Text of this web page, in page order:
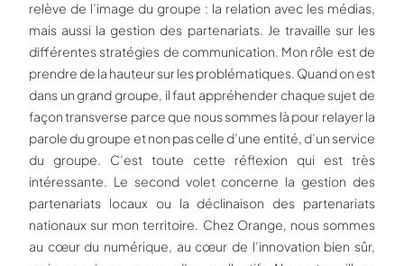
relève de l’image du groupe : la relation avec les médias,
mais aussi la gestion des partenariats. Je travaille sur les
différentes stratégies de communication. Mon rôle est de
prendre de la hauteur sur les problématiques. Quand on est
dans un grand groupe, il faut appréhender chaque sujet de
façon transverse parce que nous sommes là pour relayer la
parole du groupe et non pas celle d’une entité, d’un service
du groupe. C’est toute cette réflexion qui est très
intéressante. Le second volet concerne la gestion des
partenariats locaux ou la déclinaison des partenariats
nationaux sur mon territoire. Chez Orange, nous sommes
au cœur du numérique, au cœur de l’innovation bien sûr,